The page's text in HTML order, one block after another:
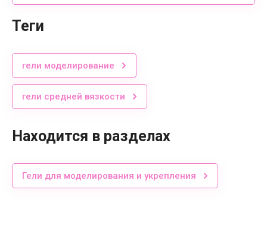
теги
гели моделирование
гели средней вязкости
Находится в разделах
Гели для моделирования и укрепления